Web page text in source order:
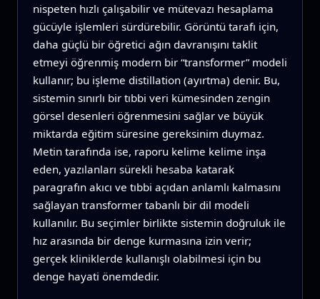
nispeten hızlı çalışabilir ve mütevazı hesaplama
gücüyle işlemleri sürdürebilir. Görüntü tarafı için,
daha güçlü bir öğretici ağın davranışını taklit
etmeyi öğrenmiş modern bir “transformer” modeli
kullanır; bu işleme distillation (ayırtma) denir. Bu,
sistemin sınırlı bir tıbbi veri kümesinden zengin
görsel desenleri öğrenmesini sağlar ve büyük
miktarda eğitim süresine gereksinim duymaz.
Metin tarafında ise, raporu kelime kelime inşa
eden, yazılanları sürekli hesaba katarak
paragrafın akıcı ve tıbbi açıdan anlamlı kalmasını
sağlayan transformer tabanlı bir dil modeli
kullanılır. Bu seçimler birlikte sistemin doğruluk ile
hız arasında bir denge kurmasına izin verir;
gerçek kliniklerde kullanışlı olabilmesi için bu
denge hayati önemdedir.